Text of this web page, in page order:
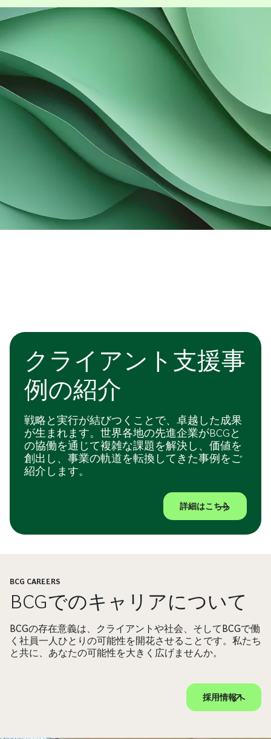
クライアント支援事
例の紹介
戦略と実行が結びつくことで、卓越した成果
が生まれます。世界各地の先進企業がBCGと
の協働を通じて複雑な課題を解決し、価値を
創出し、事業の軌道を転換してきた事例をご
紹介します。
詳細はこちら
BCG CAREERS
BCGでのキャリアについて
BCGの存在意義は、クライアントや社会、そしてBCGで働
く社員一人ひとりの可能性を開花させることです。私たち
と共に、あなたの可能性を大きく広げませんか。
採用情報へ